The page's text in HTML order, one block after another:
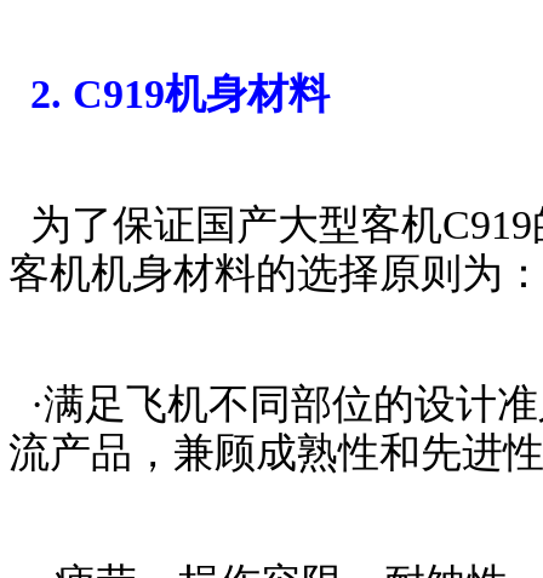
2. C919机身材料
为了保证国产大型客机
客机机身材料的选择原则为：
·满足飞机不同部位的设计
流产品，兼顾成熟性和先进